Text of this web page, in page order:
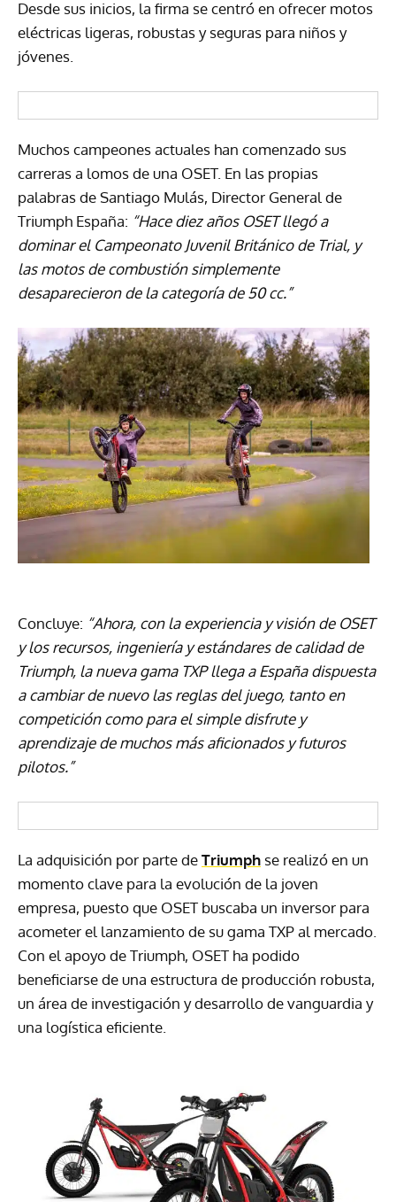
Desde sus inicios, la firma se centró en ofrecer motos
eléctricas ligeras, robustas y seguras para niños y
jóvenes.
Muchos campeones actuales han comenzado sus
carreras a lomos de una OSET. En las propias
palabras de Santiago Mulás, Director General de
Triumph España: “Hace diez años OSET llegó a
dominar el Campeonato Juvenil Británico de Trial, y
las motos de combustión simplemente
desaparecieron de la categoría de 50 cc.”
Concluye: “Ahora, con la experiencia y visión de OSET
y los recursos, ingeniería y estándares de calidad de
Triumph, la nueva gama TXP llega a España dispuesta
a cambiar de nuevo las reglas del juego, tanto en
competición como para el simple disfrute y
aprendizaje de muchos más aficionados y futuros
pilotos.”
La adquisición por parte deTriumph se realizó en un
momento clave para la evolución de la joven
empresa, puesto que OSET buscaba un inversor para
acometer el lanzamiento de su gama TXP al mercado.
Con el apoyo de Triumph, OSET ha podido
beneficiarse de una estructura de producción robusta,
un área de investigación y desarrollo de vanguardia y
una logística eficiente.